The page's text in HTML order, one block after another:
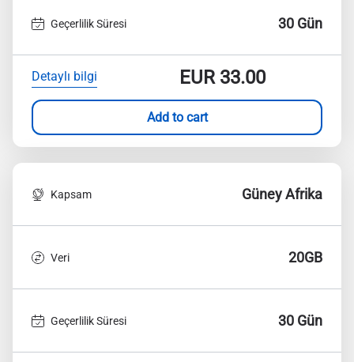
Geçerlilik Süresi 30 Gün
Detaylı bilgi EUR33.00
Add to cart
Kapsam Güney Afrika
Veri 20GB
Geçerlilik Süresi 30 Gün